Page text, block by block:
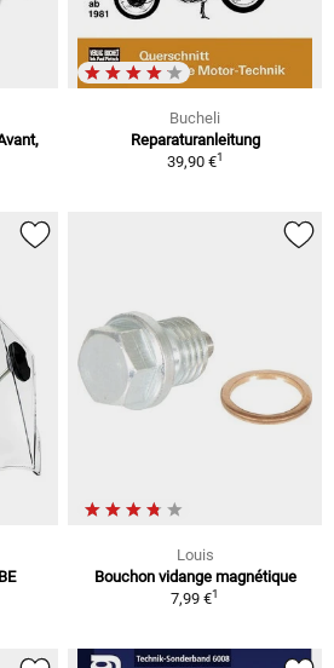
Bucheli
Reparaturanleitung
39,90 €1
Louis
Bouchon vidange magnétique
7,99 €1